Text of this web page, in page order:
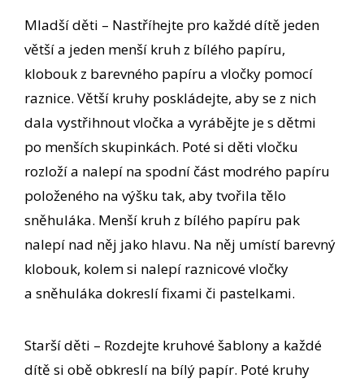
Mladší děti – Nastříhejte pro každé dítě jeden
větší a jeden menší kruh z bílého papíru,
klobouk z barevného papíru a vločky pomocí
raznice. Větší kruhy poskládejte, aby se z nich
dala vystřihnout vločka a vyrábějte je s dětmi
po menších skupinkách. Poté si děti vločku
rozloží a nalepí na spodní část modrého papíru
položeného na výšku tak, aby tvořila tělo
sněhuláka. Menší kruh z bílého papíru pak
nalepí nad něj jako hlavu. Na něj umístí barevný
klobouk, kolem si nalepí raznicové vločky
a sněhuláka dokreslí fixami či pastelkami.
Starší děti – Rozdejte kruhové šablony a každé
dítě si obě obkreslí na bílý papír. Poté kruhy